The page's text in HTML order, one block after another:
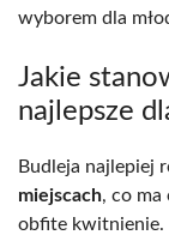
wyborem dla
Jakie
najlepsze
Budleja najlepiej
miejscach, co ma
obfite kwitnienie.